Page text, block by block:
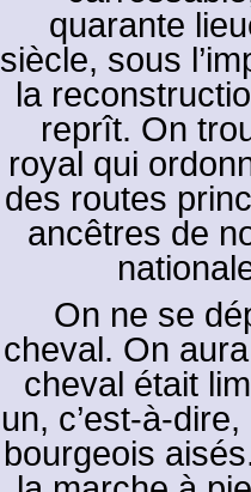
quarante
siècle, sous
la
reprît. On
royal qui
des routes
ancêtres de
On ne se
cheval. On
cheval était
un, c’est-à-
bourgeois